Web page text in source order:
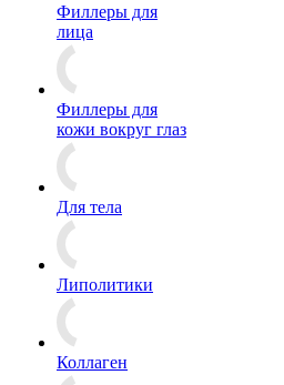
Филлеры для
лица
Филлеры для
кожи вокруг глаз
Для тела
Липолитики
Коллаген